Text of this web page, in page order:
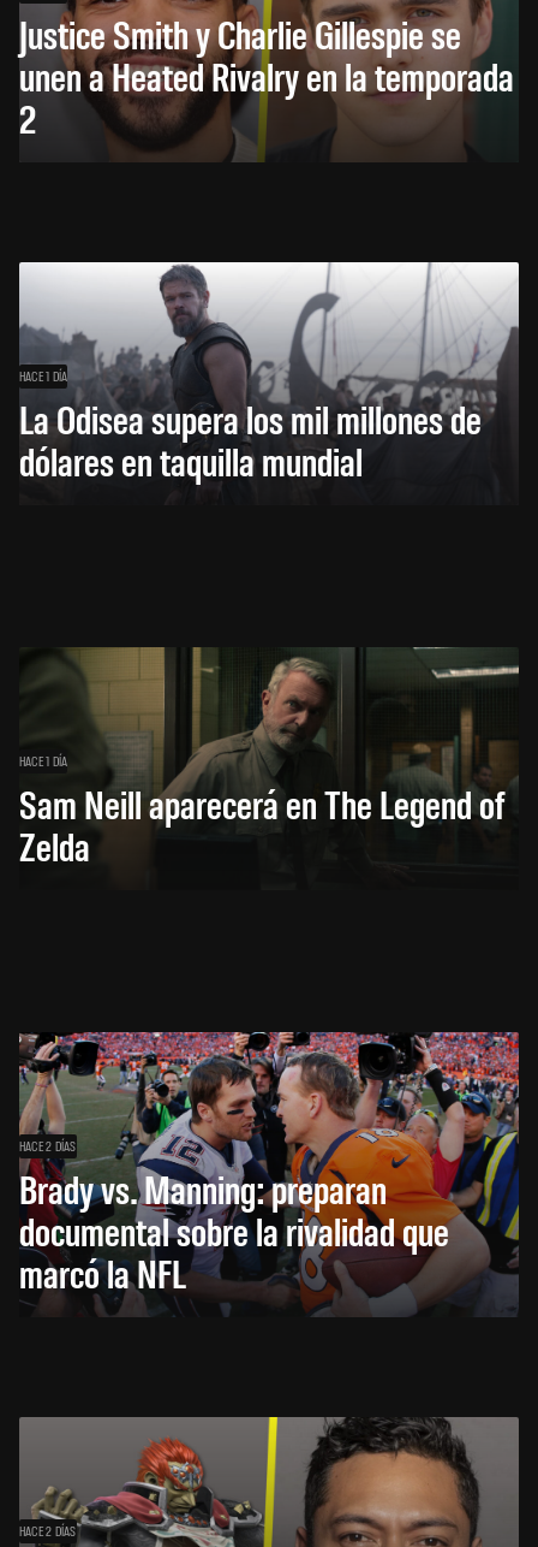
Justice Smith y Charlie Gillespie se
unen a Heated Rivalry en la temporada
2
HACE 1 DÍA
La Odisea supera los mil millones de
dólares en taquilla mundial
HACE 1 DÍA
Sam Neill aparecerá en The Legend of
Zelda
HACE 2 DÍAS
Brady vs. Manning: preparan
documental sobre la rivalidad que
marcó la NFL
HACE 2 DÍAS